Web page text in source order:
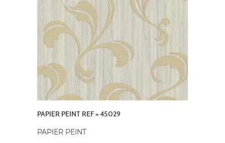
PAPIER PEINT REF = 45029
PAPIER PEINT